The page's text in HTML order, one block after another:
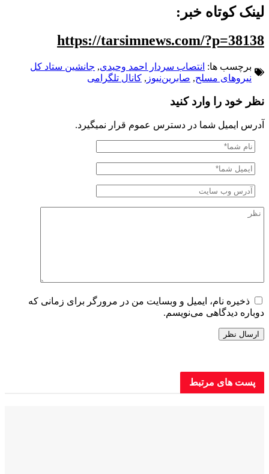
لینک کوتاه خبر:
https://tarsimnews.com/?p=38138
برچسب ها: انتصاب سردار احمد وحیدی, جانشین ستاد کل
نیروهای مسلح, صابرین‌نیوز , کانال تلگرامی
نظر خود را وارد کنید
آدرس ایمیل شما در دسترس عموم قرار نمیگیرد.
ذخیره نام، ایمیل و وبسایت من در مرورگر برای زمانی که
دوباره دیدگاهی می‌نویسم.
پست های مرتبط